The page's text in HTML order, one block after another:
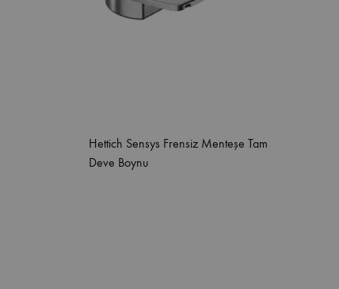
Hettich Sensys Frensiz Menteşe Tam
Deve Boynu